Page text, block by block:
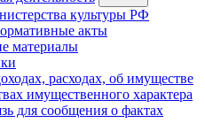
культуры РФ
акты
материалы
расходах, об имуществе
имущественного характера
для сообщения о фактах